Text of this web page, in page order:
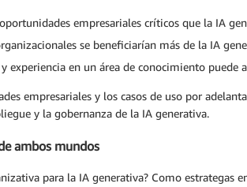
empresariales críticos que la IA
se beneficiarían más de la IA
experiencia en un área de conocimiento
empresariales y los casos de uso por
y la gobernanza de la IA generativa.
ambos mundos
para la IA generativa? Como estrategas